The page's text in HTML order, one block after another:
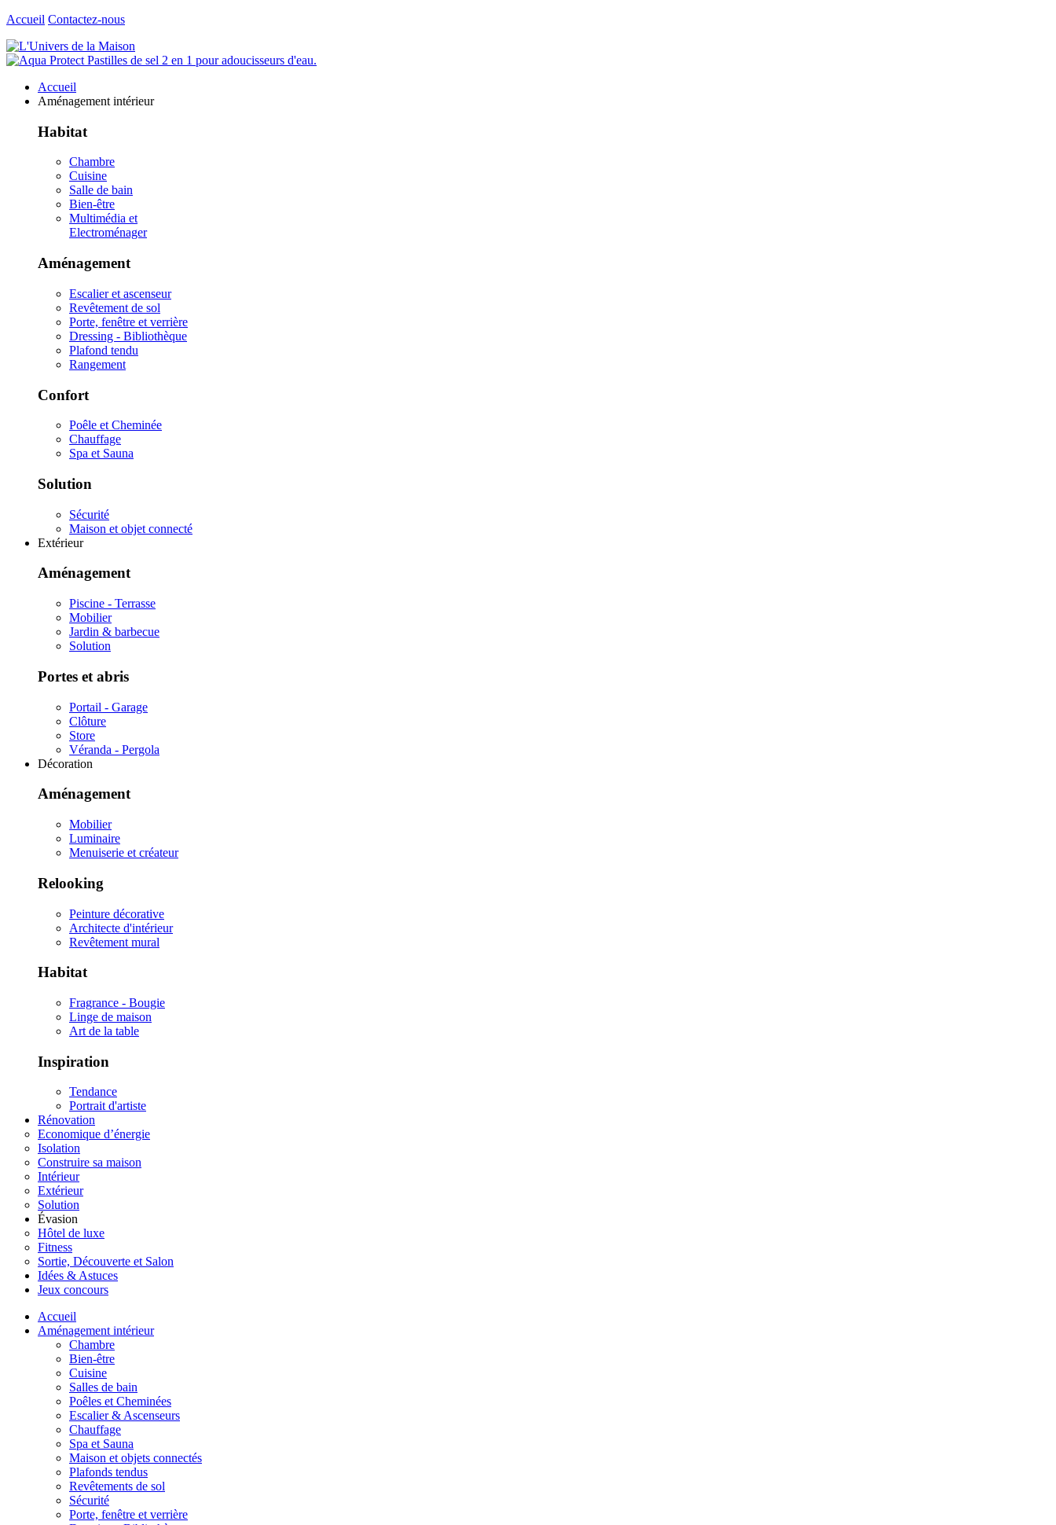
Accueil Contactez-nous
Accueil
Aménagement intérieur
Habitat
Chambre
Cuisine
Salle de bain
Bien-être
Multimédia et
Electroménager
Aménagement
Escalier et ascenseur
Revêtement de sol
Porte, fenêtre et verrière
Dressing - Bibliothèque
Plafond tendu
Rangement
Confort
Poêle et Cheminée
Chauffage
Spa et Sauna
Solution
Sécurité
Maison et objet connecté
Extérieur
Aménagement
Piscine - Terrasse
Mobilier
Jardin & barbecue
Solution
Portes et abris
Portail - Garage
Clôture
Store
Véranda - Pergola
Décoration
Aménagement
Mobilier
Luminaire
Menuiserie et créateur
Relooking
Peinture décorative
Architecte d'intérieur
Revêtement mural
Habitat
Fragrance - Bougie
Linge de maison
Art de la table
Inspiration
Tendance
Portrait d'artiste
Rénovation
Economique d’énergie
Isolation
Construire sa maison
Intérieur
Extérieur
Solution
Évasion
Hôtel de luxe
Fitness
Sortie, Découverte et Salon
Idées & Astuces
Jeux concours
Accueil
Aménagement intérieur
Chambre
Bien-être
Cuisine
Salles de bain
Poêles et Cheminées
Escalier & Ascenseurs
Chauffage
Spa et Sauna
Maison et objets connectés
Plafonds tendus
Revêtements de sol
Sécurité
Porte, fenêtre et verrière